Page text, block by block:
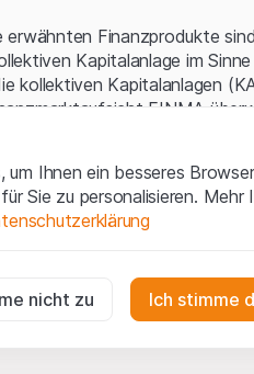
erwähnten Finanzprodukte
Kapitalanlage im
kollektiven Kapitalanlagen
FINMA
Anlegerschutz.
und rechtliche
Website der Leonteq
und die wichtigen Hinweise
(wie z.B. Urheber¬,
um Ihnen ein besseres
Sie zu personalisieren.
Website erforderlich und können
nicht zu Ich stimme